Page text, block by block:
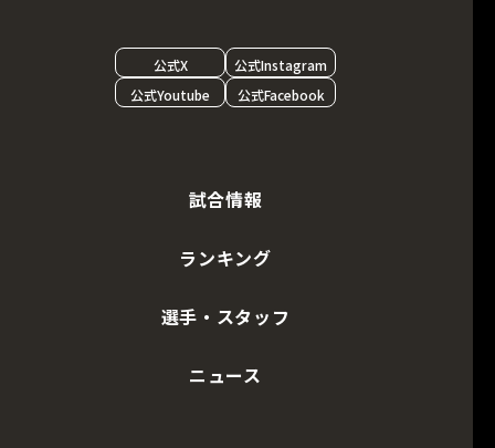
公式X
公式Instagram
公式Youtube
公式Facebook
試合情報
ランキング
選手・スタッフ
ニュース